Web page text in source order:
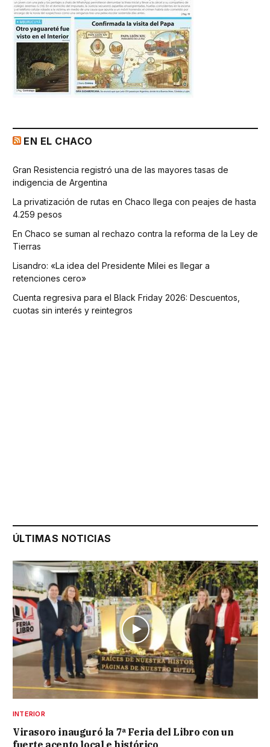
EN EL CHACO
Gran Resistencia registró una de las mayores tasas de
indigencia de Argentina
La privatización de rutas en Chaco llega con peajes de hasta
4.259 pesos
En Chaco se suman al rechazo contra la reforma de la Ley de
Tierras
Lisandro: «La idea del Presidente Milei es llegar a
retenciones cero»
Cuenta regresiva para el Black Friday 2026: Descuentos,
cuotas sin interés y reintegros
ÚLTIMAS NOTICIAS
INTERIOR
Virasoro inauguró la 7ª Feria del Libro con un
fuerte acento local e histórico